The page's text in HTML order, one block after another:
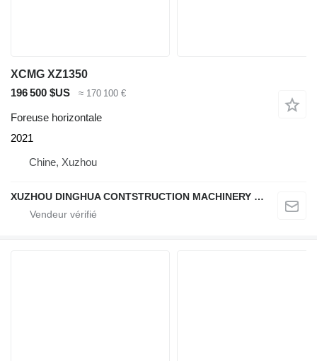
XCMG XZ1350
196 500 $US
≈ 170 100 €
Foreuse horizontale
2021
Chine, Xuzhou
XUZHOU DINGHUA CONTSTRUCTION MACHINERY CO., LTD.